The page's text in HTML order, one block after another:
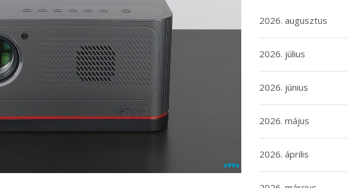
2026. augusztus
2026. július
2026. június
2026. május
2026. április